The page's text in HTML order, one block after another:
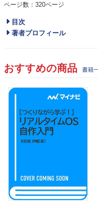
ページ数：320ページ
目次
著者プロフィール
おすすめの商品 書籍